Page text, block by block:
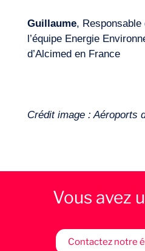
Guillaume, Responsable
l’équipe Energie
d’Alcimed en France
Crédit image : Aéroports
Vous avez
Contactez notre